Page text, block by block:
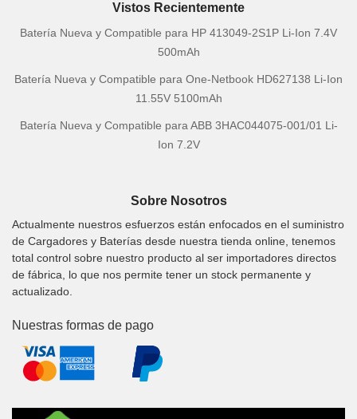
Vistos Recientemente
Batería Nueva y Compatible para HP 413049-2S1P Li-Ion 7.4V
500mAh
Batería Nueva y Compatible para One-Netbook HD627138 Li-Ion
11.55V 5100mAh
Batería Nueva y Compatible para ABB 3HAC044075-001/01 Li-
Ion 7.2V
Sobre Nosotros
Actualmente nuestros esfuerzos están enfocados en el suministro
de Cargadores y Baterías desde nuestra tienda online, tenemos
total control sobre nuestro producto al ser importadores directos
de fábrica, lo que nos permite tener un stock permanente y
actualizado.
Nuestras formas de pago